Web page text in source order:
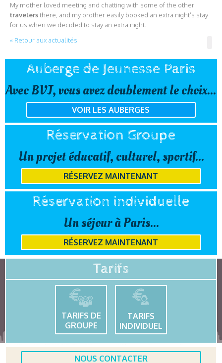
My mother loved meeting and chatting with some of the other
travelersthere, and my brother easily booked an extra night’s stay
for us when we decided to stay an extra night.
« Retour aux actualités
Auberge de Jeunesse Paris
Avec BVJ, vous avez doublement le choix...
VOIR LES AUBERGES
Réservation Groupe
Un projet éducatif, culturel, sportif...
RÉSERVEZ MAINTENANT
Réservation individuelle
Un séjour à Paris...
RÉSERVEZ MAINTENANT
Tarifs
TARIFS DE
GROUPE
TARIFS
INDIVIDUEL
NOUS CONTACTER